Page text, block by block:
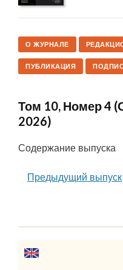
О ЖУРНАЛЕ
ПУБЛИКАЦИЯ
Том 10, Номер 4
2026)
Содержание выпуска
Предыдущий выпуск